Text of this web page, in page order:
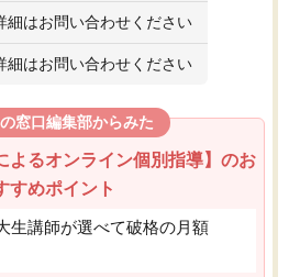
細はお問い合わせください
細はお問い合わせください
窓口編集部からみた
よるオンライン個別指導】のお
すめポイント
生講師が選べて破格の月額